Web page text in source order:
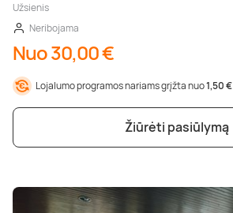
Užsienis
Neribojama
Nuo 30,00 €
Lojalumo programos nariams grįžta nuo1,50 €
Žiūrėti pasiūlymą